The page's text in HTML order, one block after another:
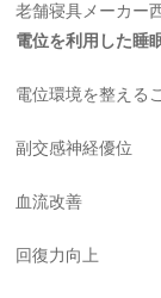
老舗寝具メーカー
電位を利用した睡
電位環境を整える
副交感神経優位
血流改善
回復力向上